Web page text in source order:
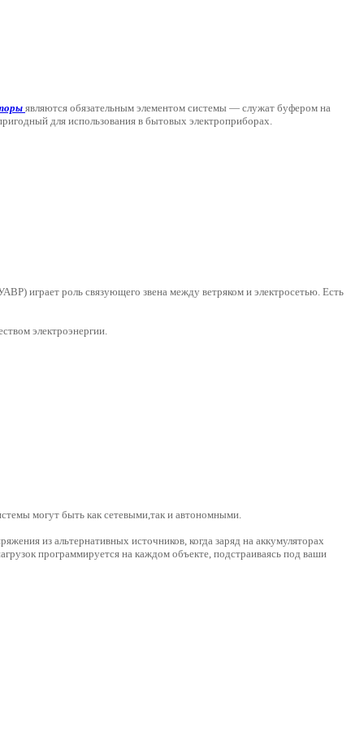
являются обязательным элементом системы — служат буфером на
для использования в бытовых электроприборах.
играет роль связующего звена между ветряком и электросетью. Есть
электроэнергии.
могут быть как сетевыми,так и автономными.
из альтернативных источников, когда заряд на аккумуляторах
программируется на каждом объекте, подстраиваясь под ваши